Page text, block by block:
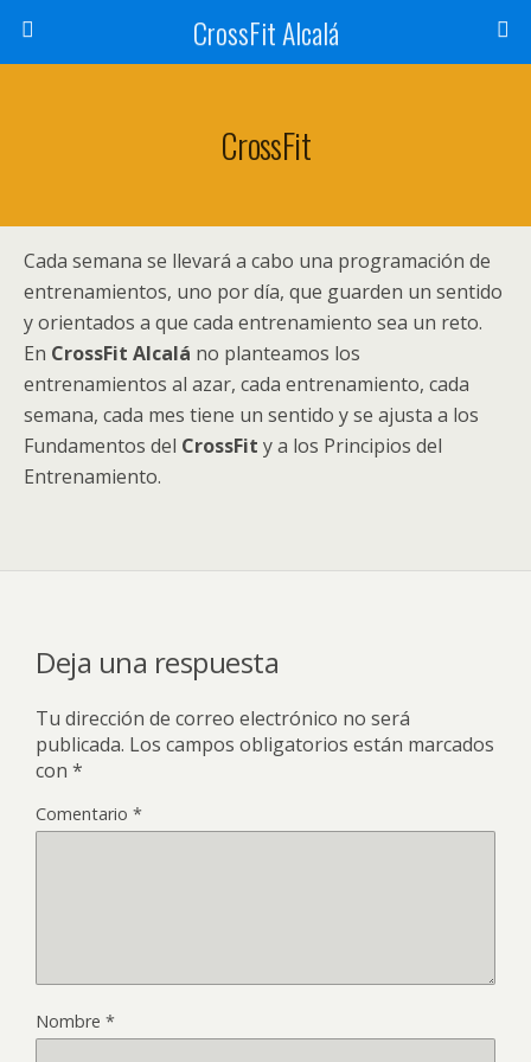
CrossFit Alcalá
CrossFit
Cada semana se llevará a cabo una programación de
entrenamientos, uno por día, que guarden un sentido
y orientados a que cada entrenamiento sea un reto.
En CrossFit Alcalá no planteamos los
entrenamientos al azar, cada entrenamiento, cada
semana, cada mes tiene un sentido y se ajusta a los
Fundamentos del CrossFit y a los Principios del
Entrenamiento.
Deja una respuesta
Tu dirección de correo electrónico no será
publicada. Los campos obligatorios están marcados
con *
Comentario *
Nombre *